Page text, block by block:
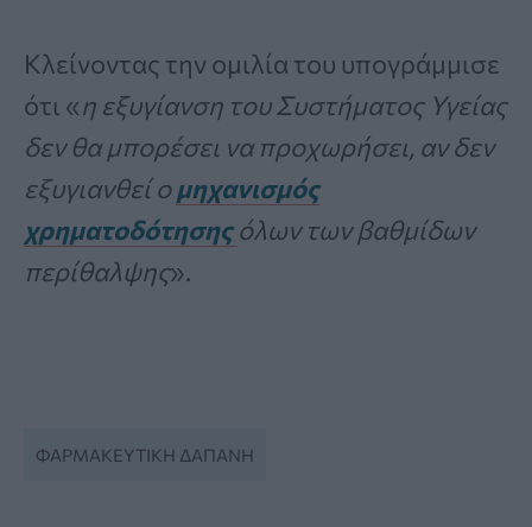
Κλείνοντας την ομιλία του υπογράμμισε
ότι «η εξυγίανση του Συστήματος Υγείας
δεν θα μπορέσει να προχωρήσει, αν δεν
εξυγιανθεί ομηχανισμός
χρηματοδότησης όλων των βαθμίδων
περίθαλψης».
ΦΑΡΜΑΚΕΥΤΙΚΉ ΔΑΠΆΝΗ